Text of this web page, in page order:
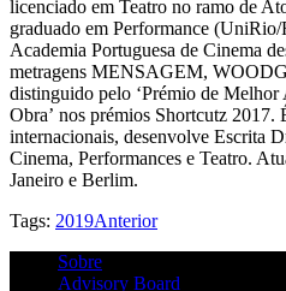
licenciado em Teatro no ramo de
graduado em Performance
Academia Portuguesa de Cinema
metragens MENSAGEM,
distinguido pelo ‘Prémio de Melhor
Obra’ nos prémios Shortcutz 2017.
internacionais, desenvolve Escrita
Cinema, Performances e Teatro.
Janeiro e Berlim.
Tags: 2019Anterior
Sobre
Advisory Board